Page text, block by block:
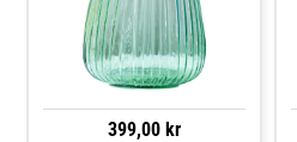
399,00 kr